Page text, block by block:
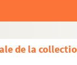
de la
JEANNOU, Anne-